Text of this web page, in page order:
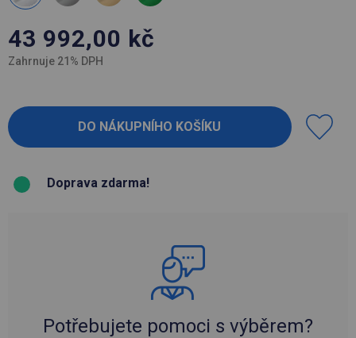
43 992,00 kč
Zahrnuje 21% DPH
Doprava zdarma!
Potřebujete pomoci s výběrem?